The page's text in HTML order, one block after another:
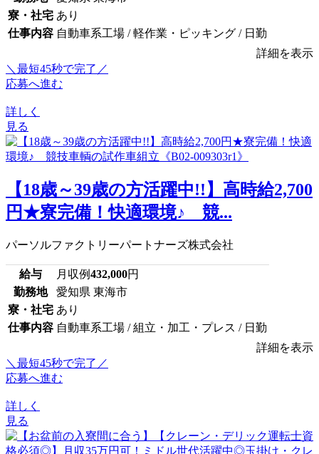
寮・社宅 あり
仕事内容 自動車系工場 / 軽作業・ピッキング / 日勤
詳細を表示
＼最短45秒で完了／
応募へ進む
詳しく
見る
【18歳～39歳の方活躍中!!】高時給2,700
円★寮完備！快適環境♪ 競...
パーソルファクトリーパートナーズ株式会社
給与 月収例432,000円
勤務地
愛知県 東海市
寮・社宅 あり
仕事内容 自動車系工場 / 組立・加工・プレス / 日勤
詳細を表示
＼最短45秒で完了／
応募へ進む
詳しく
見る